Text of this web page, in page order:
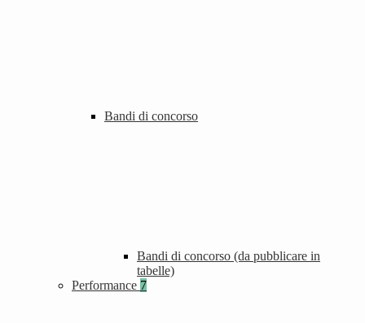
Bandi di concorso
Bandi di concorso (da pubblicare in
tabelle)
Performance 7